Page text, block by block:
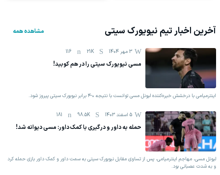
آخرین اخبار تیم نیویورک سیتی مشاهده همه
3 مهر 1404 21K
116
مسی نیویورک سیتی را در هم کوبید!
اینترمیامی با درخشش خیره‌کننده لیونل مسی توانست با نتیجه ۰-۴ برابر نیویورک سیتی پیروز شود.
5 اسفند 1403 98.5K
181
حمله به داور و درگیری با کمک داور: مسی دیوانه شد!
لیونل مسی، مهاجم اینترمیامی، پس از تساوی مقابل نیویورک سیتی به سمت داور و کمک داور بازی حمله کرد
و به شدت عصبانی بود.